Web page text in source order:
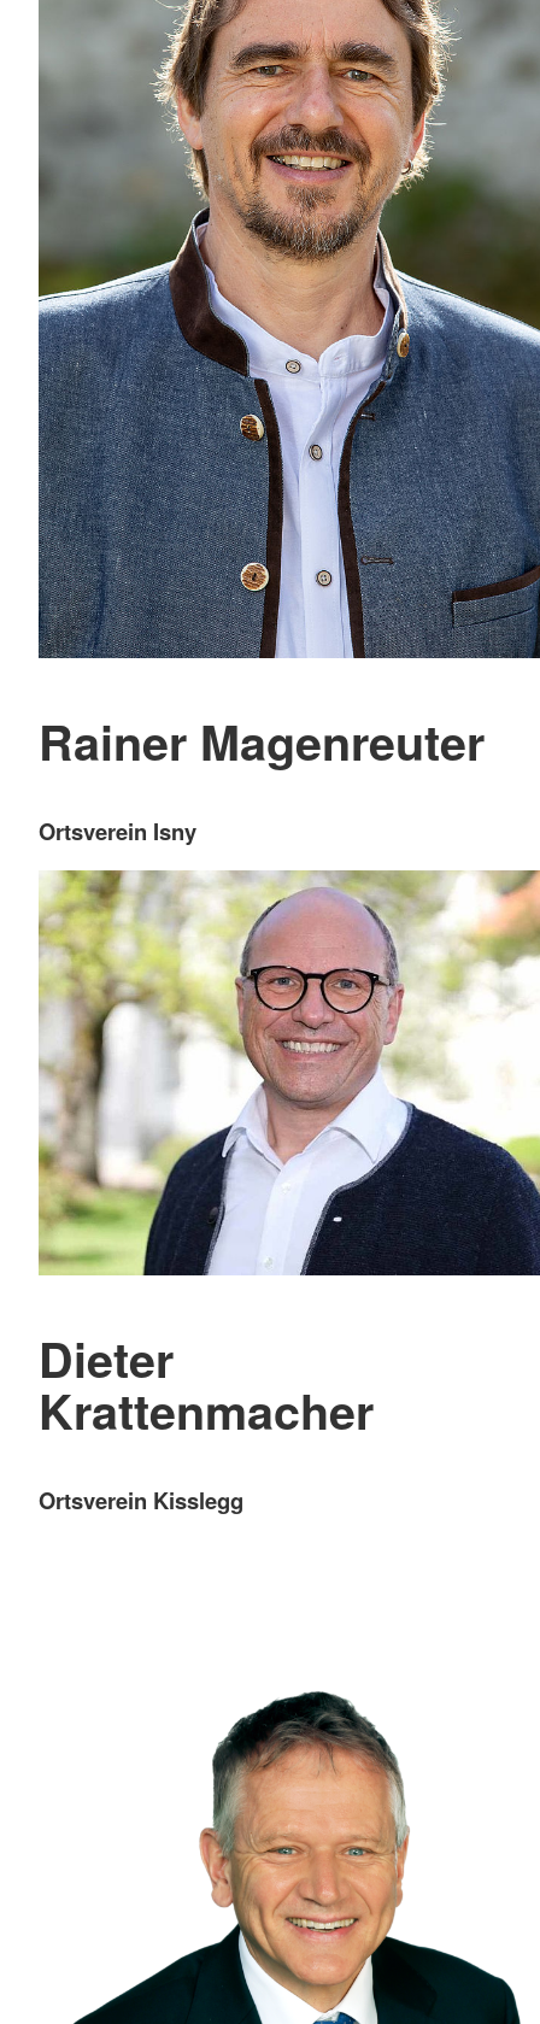
Rainer Magenreuter
Ortsverein Isny
Dieter
Krattenmacher
Ortsverein Kisslegg